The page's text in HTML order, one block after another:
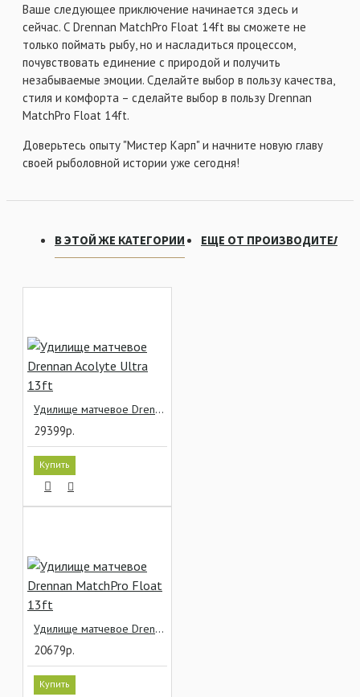
Ваше следующее приключение начинается здесь и
сейчас. С Drennan MatchPro Float 14ft вы сможете не
только поймать рыбу, но и насладиться процессом,
почувствовать единение с природой и получить
незабываемые эмоции. Сделайте выбор в пользу качества,
стиля и комфорта – сделайте выбор в пользу Drennan
MatchPro Float 14ft.
Доверьтесь опыту "Мистер Карп" и начните новую главу
своей рыболовной истории уже сегодня!
В ЭТОЙ ЖЕ КАТЕГОРИИ ЕЩЕ ОТ ПРОИЗВОДИТЕЛЯ
Удилище матчевое Drennan Acolyte Ultra 13ft
29399р.
Купить
Удилище матчевое Drennan MatchPro Float 13ft
20679р.
Купить